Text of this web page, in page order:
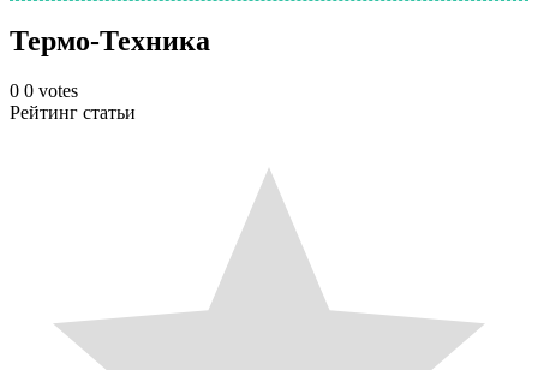
Термо-Техника
0 0 votes
Рейтинг статьи